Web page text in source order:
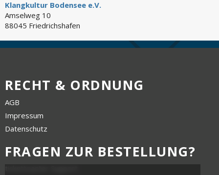
Klangkultur Bodensee e.V.
Amselweg 10
88045 Friedrichshafen
RECHT & ORDNUNG
AGB
Impressum
Datenschutz
FRAGEN ZUR BESTELLUNG?